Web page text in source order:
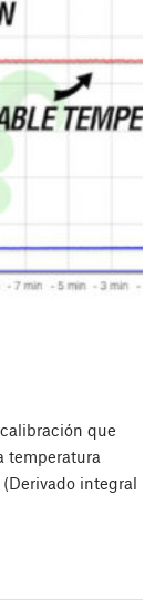
que
temperatura
integral